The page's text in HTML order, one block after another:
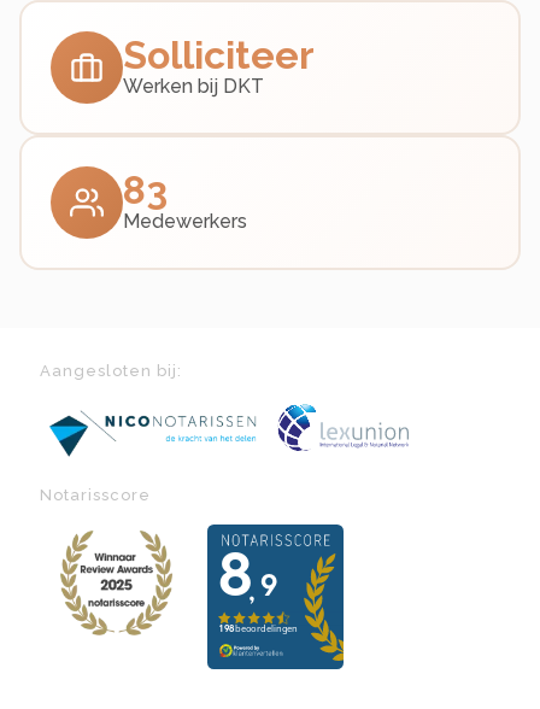
Solliciteer
Werken bij DKT
83
Medewerkers
Aangesloten bij:
Notarisscore